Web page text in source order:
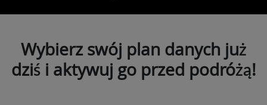
Wybierz swój plan danych już
dziś i aktywuj go przed podróżą!